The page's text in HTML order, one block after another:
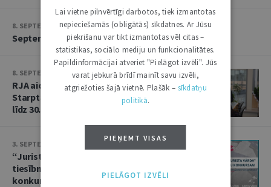
8. SEPTEMBRIS • 13:14
Septembra saruna par starptautiskajām tiesībām
8. SEPTEMBRIS • 13:13
RJA aicina iesniegt rakstus Baltijas
Starptautisko tiesību gadagrāmatai
līdz 30. septembrim
3. SEPTEMBRIS • 16:01
“Jurista Vārds” aicina jaunos
tiesībniekus pieteikties ikgadējam
konkursam!
Lai vietne pilnvērtīgi darbotos, tiek izmantotas
nepieciešamās (obligātās) sīkdatnes. Ar Jūsu
piekrišanu var tikt izmantotas vēl citas –
statistikas, sociālo mediju un funkcionalitātes.
Papildinformācijai atveriet "Pielāgot izvēli". Jūs
varat jebkurā brīdī mainīt savu izvēli,
atgriežoties šajā vietnē. Plašāk – sīkdatņu
politikā.
PIEŅEMT VISAS
PIELĀGOT IZVĒLI